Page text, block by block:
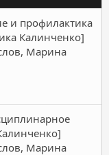
и профилактика
Калинченко]
Марина
Марина